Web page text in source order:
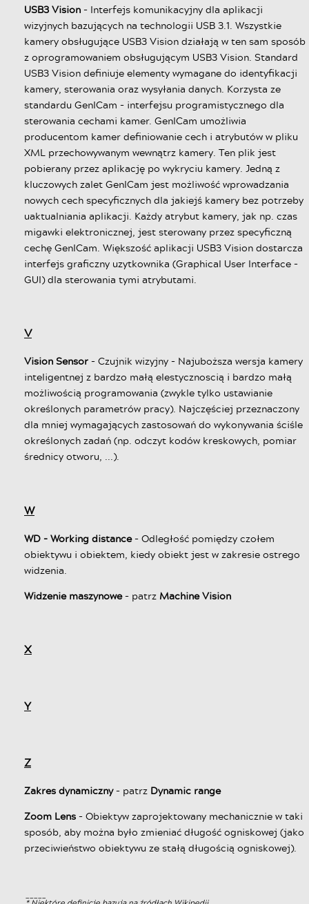
USB3 Vision- Interfejs komunikacyjny dla aplikacji
wizyjnych bazujących na technologii USB 3.1. Wszystkie
kamery obsługujące USB3 Vision działają w ten sam sposób
z oprogramowaniem obsługującym USB3 Vision. Standard
USB3 Vision definiuje elementy wymagane do identyfikacji
kamery, sterowania oraz wysyłania danych. Korzysta ze
standardu GenICam - interfejsu programistycznego dla
sterowania cechami kamer. GenICam umożliwia
producentom kamer definiowanie cech i atrybutów w pliku
XML przechowywanym wewnątrz kamery. Ten plik jest
pobierany przez aplikację po wykryciu kamery. Jedną z
kluczowych zalet GenICam jest możliwość wprowadzania
nowych cech specyficznych dla jakiejś kamery bez potrzeby
uaktualniania aplikacji. Każdy atrybut kamery, jak np. czas
migawki elektronicznej, jest sterowany przez specyficzną
cechę GenICam. Większość aplikacji USB3 Vision dostarcza
interfejs graficzny uzytkownika (Graphical User Interface -
GUI) dla sterowania tymi atrybutami.
V
Vision Sensor- Czujnik wizyjny - Najuboższa wersja kamery
inteligentnej z bardzo małą elestycznoscią i bardzo małą
możliwością programowania (zwykle tylko ustawianie
określonych parametrów pracy). Najczęściej przeznaczony
dla mniej wymagających zastosowań do wykonywania ściśle
określonych zadań (np. odczyt kodów kreskowych, pomiar
średnicy otworu, ...).
W
WD - Working distance- Odległość pomiędzy czołem
obiektywu i obiektem, kiedy obiekt jest w zakresie ostrego
widzenia.
Widzenie maszynowe- patrz Machine Vision
X
Y
Z
Zakres dynamiczny- patrz Dynamic range
Zoom Lens- Obiektyw zaprojektowany mechanicznie w taki
sposób, aby można było zmieniać długość ogniskowej (jako
przeciwieństwo obiektywu ze stałą długością ogniskowej).